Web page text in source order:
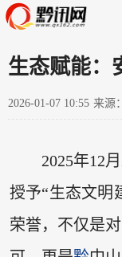
生态赋能：
2026-01-07 10:55 来源
2025年12
授予“生态文明
荣誉，不仅是